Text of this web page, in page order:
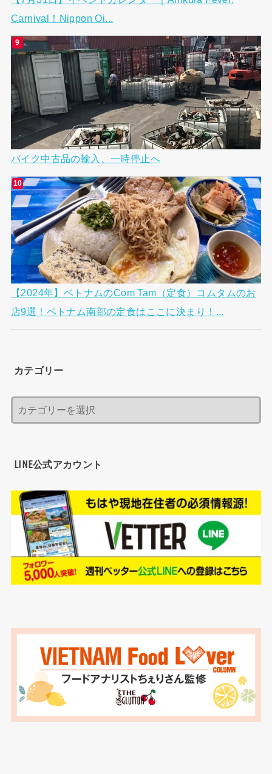
Carnival！Nippon Oi...
バイク中古品の輸入、一時停止へ
【2024年】ベトナムのCom Tam（定食）コムタムのお
店9選！ベトナム南部の定食はここに決まり！...
カテゴリー
LINE公式アカウント